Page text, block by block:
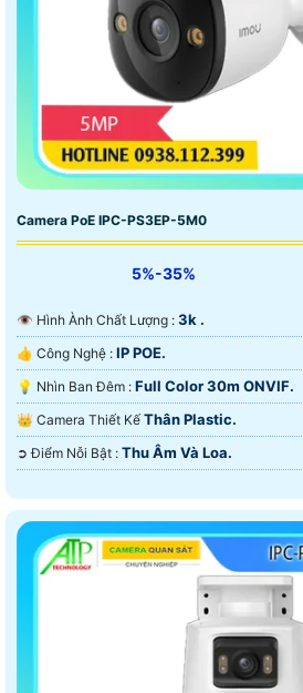
Camera PoE IPC-PS3EP-5M0
5%-35%
👁 Hình Ành Chất Lượng : 3k .
👍 Công Nghệ : IP POE.
💡 Nhìn Ban Đêm : Full Color 30m ONVIF.
👑 Camera Thiết Kế Thân Plastic.
️➲ Điểm Nỗi Bật : Thu Âm Và Loa.